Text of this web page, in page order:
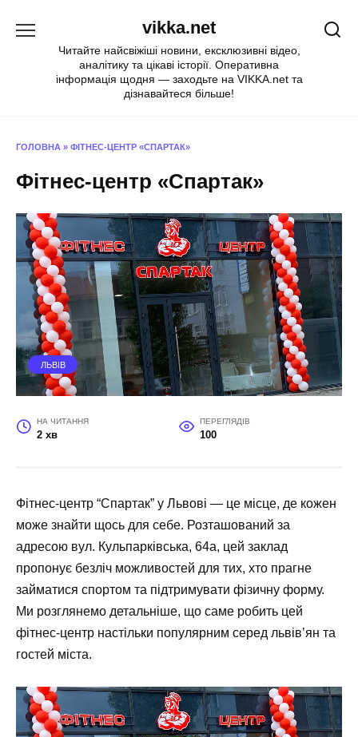
vikka.net
Читайте найсвіжіші новини, ексклюзивні відео,
аналітику та цікаві історії. Оперативна
інформація щодня — заходьте на VIKKA.net та
дізнавайтеся більше!
ГОЛОВНА » ФІТНЕС-ЦЕНТР «СПАРТАК»
Фітнес-центр «Спартак»
ЛЬВІВ
НА ЧИТАННЯ
2 хв
ПЕРЕГЛЯДІВ
100
Фітнес-центр “Спартак” у Львові — це місце, де кожен
може знайти щось для себе. Розташований за
адресою вул. Кульпарківська, 64а, цей заклад
пропонує безліч можливостей для тих, хто прагне
займатися спортом та підтримувати фізичну форму.
Ми розглянемо детальніше, що саме робить цей
фітнес-центр настільки популярним серед львів’ян та
гостей міста.